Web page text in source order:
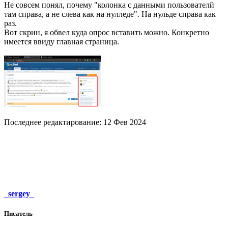
Не совсем понял, почему "колонка с данными пользователй
там справа, а не слева как на нулледе". На нульде справа как
раз.
Вот скрин, я обвел куда опрос вставить можно. Конкретно
имеется ввиду главная страница.
Последнее редактирование: 12 Фев 2024
_sergey_
Писатель